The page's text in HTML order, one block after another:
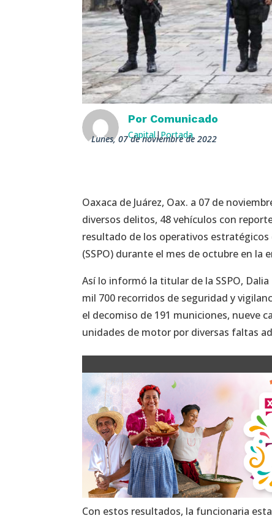
Por Comunicado
Capital|Portada
lunes, 07 de noviembre de 2022
Oaxaca de Juárez, Oax. a 07 de
diversos delitos, 48 vehículos con
resultado de los operativos estratégicos
(SSPO) durante el mes de octubre en la
Así lo informó la titular de la SSPO,
mil 700 recorridos de seguridad y
el decomiso de 191 municiones, nueve
unidades de motor por diversas faltas
Con estos resultados, la funcionaria